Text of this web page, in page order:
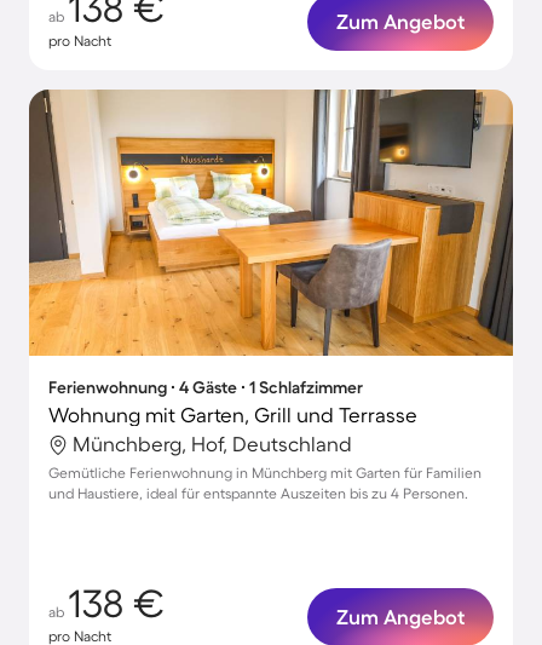
ab
pro Nacht
Zum Angebot
Ferienwohnung ∙ 4 Gäste ∙ 1 Schlafzimmer
Wohnung mit Garten, Grill und Terrasse
Münchberg, Hof, Deutschland
Gemütliche Ferienwohnung in Münchberg mit Garten für Familien
und Haustiere, ideal für entspannte Auszeiten bis zu 4 Personen.
ab 138 €
pro Nacht
Zum Angebot